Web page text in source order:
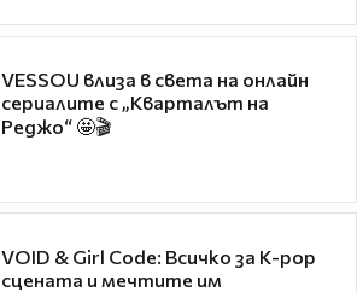
VESSOU влиза в света на онлайн
сериалите с „Кварталът на
Реджо“ 🤩🎬
VOID & Girl Code: Всичко за K-pop
сцената и мечтите им